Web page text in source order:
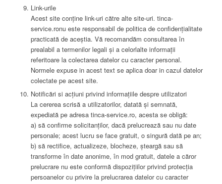
Link-urile
Acest site conține link-uri către alte site-uri. tinca-
service.ronu este responsabil de politica de confidențialitate
practicată de aceștia. Vă recomandăm consultarea în
prealabil a termenilor legali și a celorlalte informații
referitoare la colectarea datelor cu caracter personal.
Normele expuse in acest text se aplica doar in cazul datelor
colectate pe acest site.
Notificări si acțiuni privind informațiile despre utilizatori
La cererea scrisă a utilizatorilor, datată și semnată,
expediată pe adresa tinca-service.ro, acesta se obligă:
a) să confirme solicitanților, dacă prelucrează sau nu date
personale; acest lucru se face gratuit, o singură dată pe an;
b) să rectifice, actualizeze, blocheze, șteargă sau să
transforme în date anonime, în mod gratuit, datele a căror
prelucrare nu este conformă dispozițiilor privind protecția
persoanelor cu privire la prelucrarea datelor cu caracter